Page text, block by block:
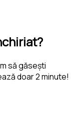
să găsești
doar 2 minute!